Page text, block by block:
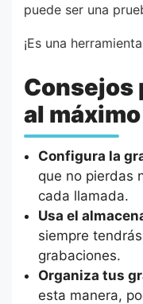
puede ser una
¡Es una
Consejos
al
Configura la
que no pierdas
cada llamada.
Usa el
siempre
grabaciones.
Organiza tus
esta manera,